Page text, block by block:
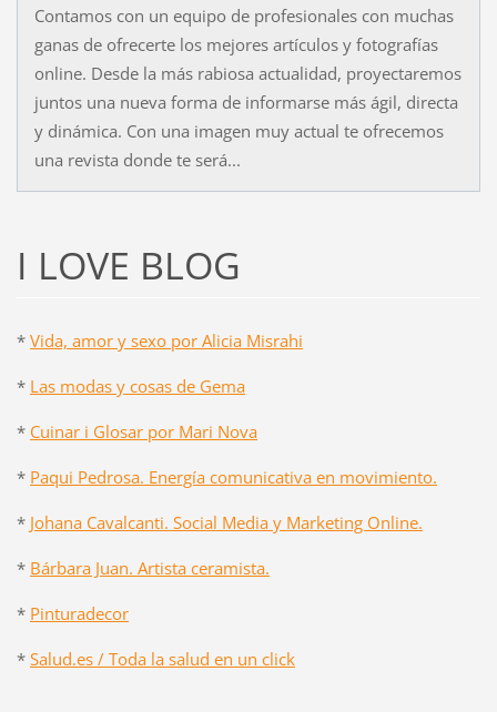
Contamos con un equipo de profesionales con muchas
ganas de ofrecerte los mejores artículos y fotografías
online. Desde la más rabiosa actualidad, proyectaremos
juntos una nueva forma de informarse más ágil, directa
y dinámica. Con una imagen muy actual te ofrecemos
una revista donde te será...
I LOVE BLOG
* Vida, amor y sexo por Alicia Misrahi
* Las modas y cosas de Gema
* Cuinar i Glosar por Mari Nova
* Paqui Pedrosa. Energía comunicativa en movimiento.
* Johana Cavalcanti. Social Media y Marketing Online.
* Bárbara Juan. Artista ceramista.
* Pinturadecor
* Salud.es / Toda la salud en un click